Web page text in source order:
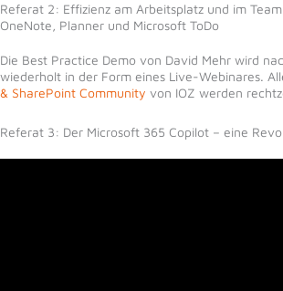
Referat 2: Effizienz am Arbeitsplatz und im
OneNote, Planner und Microsoft ToDo
Die Best Practice Demo von David Mehr wird
wiederholt in der Form eines Live-Webinares.
& SharePoint Community von IOZ werden
Referat 3: Der Microsoft 365 Copilot – eine